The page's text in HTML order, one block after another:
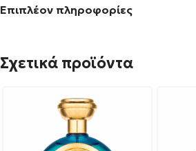
Επιπλέον πληροφορίες
Σχετικά προϊόντα